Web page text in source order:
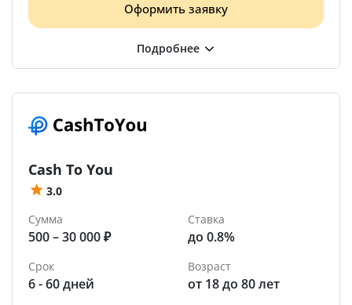
Оформить заявку
Cash To You
3.0
Сумма
500 – 30 000 ₽
Ставка
до 0.8%
Срок
6 - 60 дней
Возраст
от 18 до 80 лет